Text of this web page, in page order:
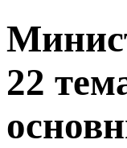
22